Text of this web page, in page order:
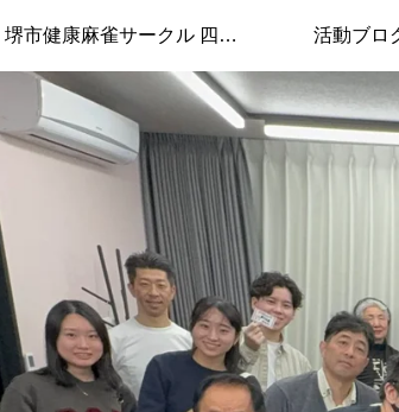
堺市健康麻雀サークル 四兄弟について 活動ブロ